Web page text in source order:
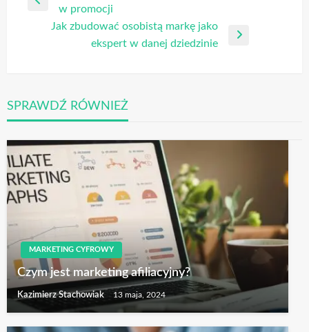
wpisu
Poprzedniw promocji
Jak zbudować osobistą markę jako
ekspert w danej dziedzinie
SPRAWDŹ RÓWNIEŻ
MARKETING CYFROWY
Czym jest marketing afiliacyjny?
Kazimierz Stachowiak 13 maja, 2024